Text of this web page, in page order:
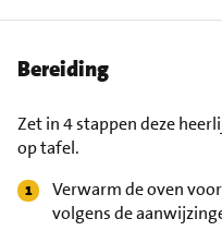
Bereiding
Zet in 4 stappen deze
op tafel.
Verwarm de oven
volgens de